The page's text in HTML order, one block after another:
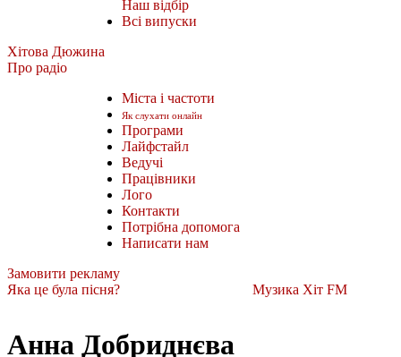
Наш відбір
Всі випуски
Хітова Дюжина
Про радіо
Міста і частоти
Як слухати онлайн
Програми
Лайфстайл
Ведучі
Працівники
Лого
Контакти
Потрібна допомога
Написати нам
Замовити рекламу
Яка це була пісня?
Музика Хіт FM
Анна Добриднєва